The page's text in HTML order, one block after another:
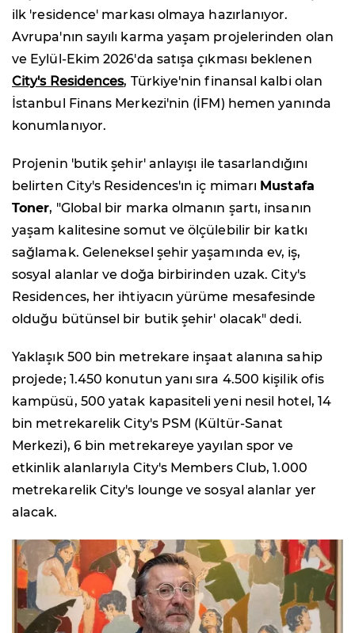
ilk 'residence' markası olmaya hazırlanıyor.
Avrupa'nın sayılı karma yaşam projelerinden olan
ve Eylül-Ekim 2026'da satışa çıkması beklenen
City's Residences, Türkiye'nin finansal kalbi olan
İstanbul Finans Merkezi'nin (İFM) hemen yanında
konumlanıyor.
Projenin 'butik şehir' anlayışı ile tasarlandığını
belirten City's Residences'ın iç mimarı Mustafa
Toner, "Global bir marka olmanın şartı, insanın
yaşam kalitesine somut ve ölçülebilir bir katkı
sağlamak. Geleneksel şehir yaşamında ev, iş,
sosyal alanlar ve doğa birbirinden uzak. City's
Residences, her ihtiyacın yürüme mesafesinde
olduğu bütünsel bir butik şehir' olacak" dedi.
Yaklaşık 500 bin metrekare inşaat alanına sahip
projede; 1.450 konutun yanı sıra 4.500 kişilik ofis
kampüsü, 500 yatak kapasiteli yeni nesil hotel, 14
bin metrekarelik City's PSM (Kültür-Sanat
Merkezi), 6 bin metrekareye yayılan spor ve
etkinlik alanlarıyla City's Members Club, 1.000
metrekarelik City's lounge ve sosyal alanlar yer
alacak.